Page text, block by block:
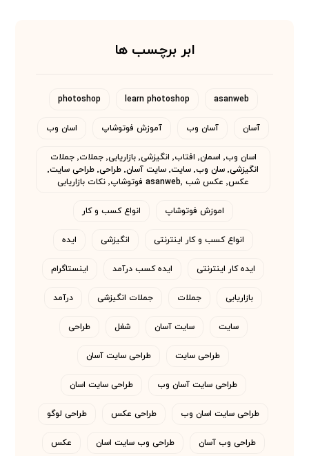
ابر برچسب ها
asanweb
learn photoshop
photoshop
آسان آسان وب آموزش فوتوشاپ اسان وب
اسان وب٬ اسمان٬ افتاب٬ انگیزشی٬ بازاریابی٬ جملات٬ جملات
انگیزشی٬ سان وب٬ سایت٬ سایت آسان٬ طراحی٬ طراحی سایت٬
عکس٬ عکس شب asanweb٬ فوتوشاپ٬ نکات بازاریابی
اموزش فوتوشاپ انواع کسب و کار
انواع کسب و کار اینترنتی انگیزشی ایده
ایده کار اینترنتی ایده کسب درآمد اینستاگرام
بازاریابی جملات جملات انگیزشی درآمد
سایت سایت آسان شغل طراحی
طراحی سایت طراحی سایت آسان
طراحی سایت آسان وب طراحی سایت اسان
طراحی سایت اسان وب طراحی عکس طراحی لوگو
طراحی وب آسان طراحی وب سایت اسان عکس